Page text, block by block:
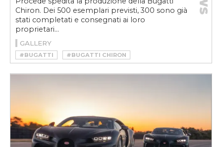
Chiron. Dei 500 esemplari previsti, 300 sono già
stati completati e consegnati ai loro
proprietari...
GALLERY
#BUGATTI
#BUGATTI CHIRON
#BUGATTI CHIRON PUR SPORT
#CHIRON
#CHIRON PUR SPORT
#HYPERCAR